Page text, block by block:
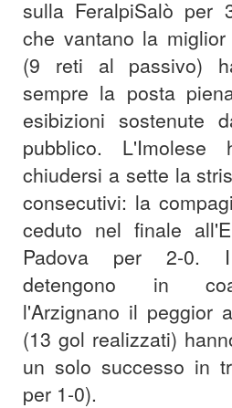
sulla FeralpiSalò per
che vantano la
(9 reti al passivo)
sempre la posta
esibizioni sostenute
pubblico.
chiudersi a sette la
consecutivi: la
ceduto nel finale
Padova per 2-0.
detengono in
l'Arzignano il peggior
(13 gol realizzati)
un solo successo in
per 1-0).